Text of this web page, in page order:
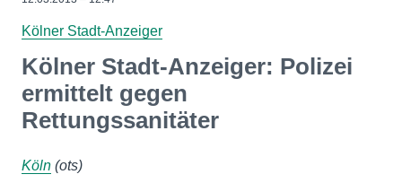
Kölner Stadt-Anzeiger
Kölner Stadt-Anzeiger: Polizei
ermittelt gegen
Rettungssanitäter
Köln (ots)